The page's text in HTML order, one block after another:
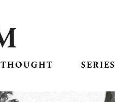
THOUGHT SERIES